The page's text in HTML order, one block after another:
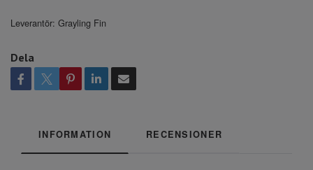
Leverantör: Grayling Fin
Dela
INFORMATION RECENSIONER